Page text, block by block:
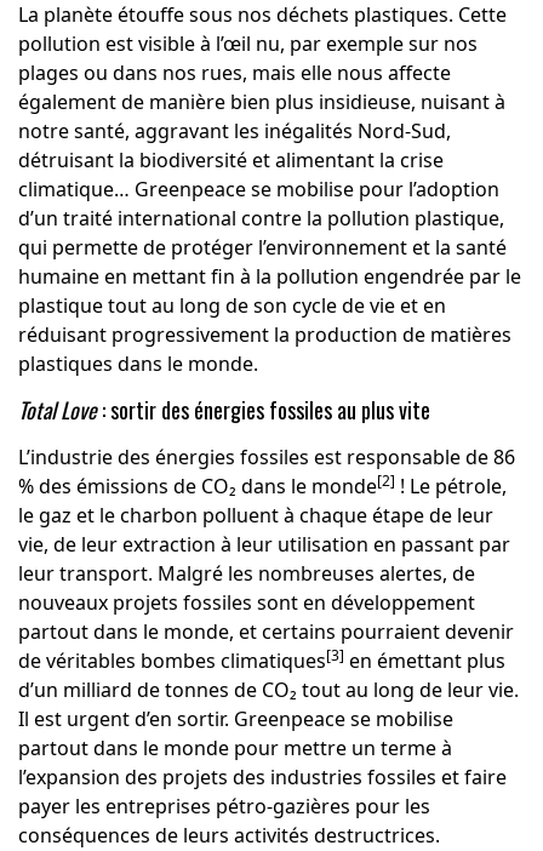
La planète étouffe sous nos déchets plastiques. Cette
pollution est visible à l’œil nu, par exemple sur nos
plages ou dans nos rues, mais elle nous affecte
également de manière bien plus insidieuse, nuisant à
notre santé, aggravant les inégalités Nord-Sud,
détruisant la biodiversité et alimentant la crise
climatique… Greenpeace se mobilise pour l’adoption
d’un traité international contre la pollution plastique,
qui permette de protéger l’environnement et la santé
humaine en mettant fin à la pollution engendrée par le
plastique tout au long de son cycle de vie et en
réduisant progressivement la production de matières
plastiques dans le monde.
Total Love: sortir des énergies fossiles au plus vite
L’industrie des énergies fossiles est responsable de 86
% des émissions de CO₂ dans le monde[2] ! Le pétrole,
le gaz et le charbon polluent à chaque étape de leur
vie, de leur extraction à leur utilisation en passant par
leur transport. Malgré les nombreuses alertes, de
nouveaux projets fossiles sont en développement
partout dans le monde, et certains pourraient devenir
de véritables bombes climatiques[3] en émettant plus
d’un milliard de tonnes de CO₂ tout au long de leur vie.
Il est urgent d’en sortir. Greenpeace se mobilise
partout dans le monde pour mettre un terme à
l’expansion des projets des industries fossiles et faire
payer les entreprises pétro-gazières pour les
conséquences de leurs activités destructrices.